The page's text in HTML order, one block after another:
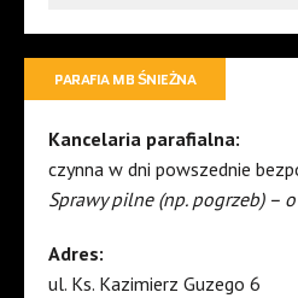
PARAFIA MB ŚNIEŻNA
Kancelaria parafialna:
czynna w dni powszednie
Sprawy pilne (np. pogrzeb) –
Adres:
ul. Ks. Kazimierz Guzego 6